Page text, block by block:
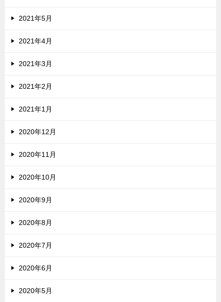
2021年5月
2021年4月
2021年3月
2021年2月
2021年1月
2020年12月
2020年11月
2020年10月
2020年9月
2020年8月
2020年7月
2020年6月
2020年5月